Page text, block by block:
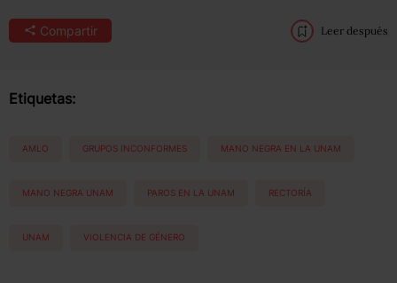
Compartir Leer después
Etiquetas:
AMLO GRUPOS INCONFORMES MANO NEGRA EN LA UNAM
MANO NEGRA UNAM PAROS EN LA UNAM RECTORÍA
UNAM VIOLENCIA DE GÉNERO